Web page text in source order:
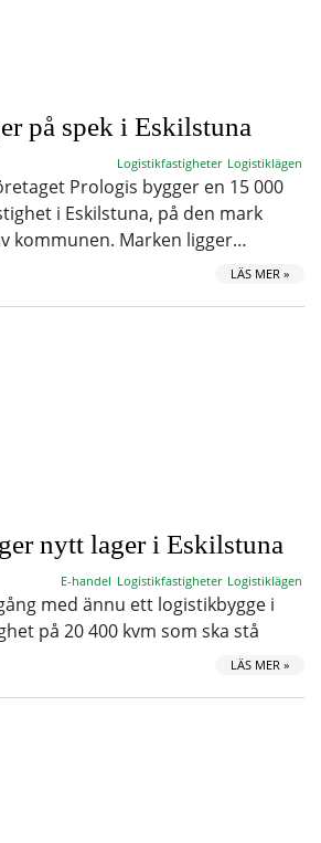
på spek i Eskilstuna
Logistikfastigheter Logistiklägen
Prologis bygger en 15 000
i Eskilstuna, på den mark
kommunen. Marken ligger…
LÄS MER »
nytt lager i Eskilstuna
E-handel Logistikfastigheter Logistiklägen
med ännu ett logistikbygge i
på 20 400 kvm som ska stå
LÄS MER »